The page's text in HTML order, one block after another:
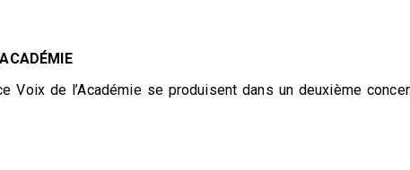
de l’Académie se produisent dans un deuxième